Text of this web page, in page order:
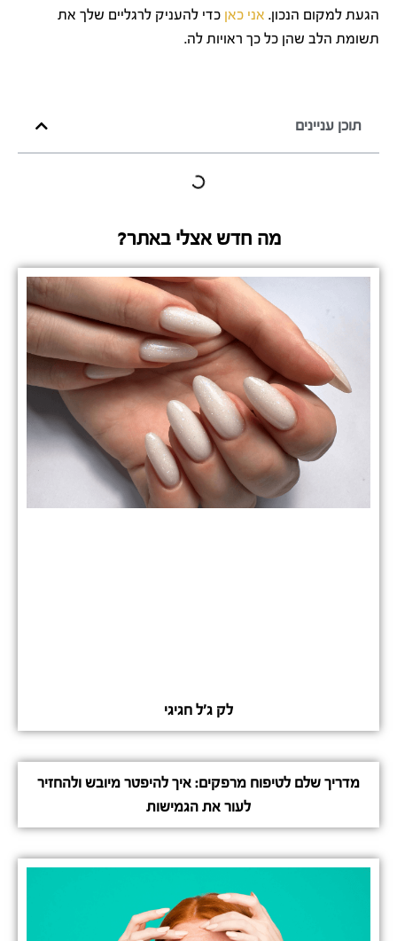
הגעת למקום הנכון. אני כאן כדי להעניק לרגליים שלך את
תשומת הלב שהן כל כך ראויות לה.
תוכן עניינים
מה חדש אצלי באתר?
לק ג'ל חגיגי
מדריך שלם לטיפוח מרפקים: איך להיפטר מיובש ולהחזיר
לעור את הגמישות